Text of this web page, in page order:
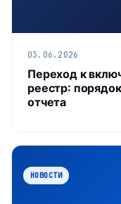
03.06.2026
Переход к
реестр:
отчета
НОВОСТИ